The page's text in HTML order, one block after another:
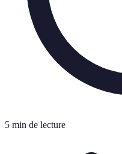
5 min de lecture